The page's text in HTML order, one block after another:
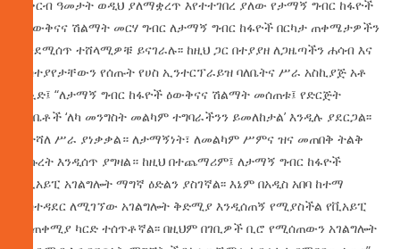
ከቅርብ ዓመታት ወዲህ ያለማቋረጥ እየተተገበረ ያለው የታማኝ ግብር ከፋዮች
የዕውቅናና ሽልማት መርሃ ግብር ለታማኝ ግብር ከፋዮች በርካታ ጠቀሜታዎችን
እንደሚሰጥ ተሸላሚዎቹ ይናገራሉ፡፡ ከዚህ ጋር በተያያዘ ለጋዜጣችን ሐሳብ እና
አስተያየታቸውን የሰጡት የሀስ ኢንተርፕራይዝ ባለቤትና ሥራ አስኪያጅ አቶ
ሰዒድ፤ “ለታማኝ ግብር ከፋዮች ዕውቅናና ሽልማት መሰጠቱ፤ የድርጅት
ባለቤቶች ‘ለካ መንግስት መልካም ተግባራችንን ይመለከታል’ እንዲሉ ያደርጋል፡፡
ለተሻለ ሥራ ያነቃቃል። ለታማኝነት፣ ለመልካም ሥምና ዝና መጠበቅ ትልቅ
ትኩረት እንዲሰጥ ያግዛል። ከዚህ በተጨማሪም፤ ለታማኝ ግብር ከፋዮች
የቪአይፒ አገልግሎት ማግኛ ዕድልን ያስገኛል፡፡ እኔም በአዲስ አበባ ከተማ
አስተዳደር ለሚገኘው አገልግሎት ቅድሚያ እንዲሰጠኝ የሚያስችል የቪአይፒ
መጠቀሚያ ካርድ ተሰጥቶኛል፡፡ በዚህም በገቢዎች ቢሮ የሚሰጠውን አገልግሎት